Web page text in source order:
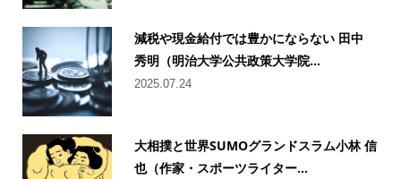
減税や現金給付では豊かにならない 田中
秀明（明治大学公共政策大学院...
2025.07.24
大相撲と世界SUMOグランドスラム小林 信
也（作家・スポーツライター...